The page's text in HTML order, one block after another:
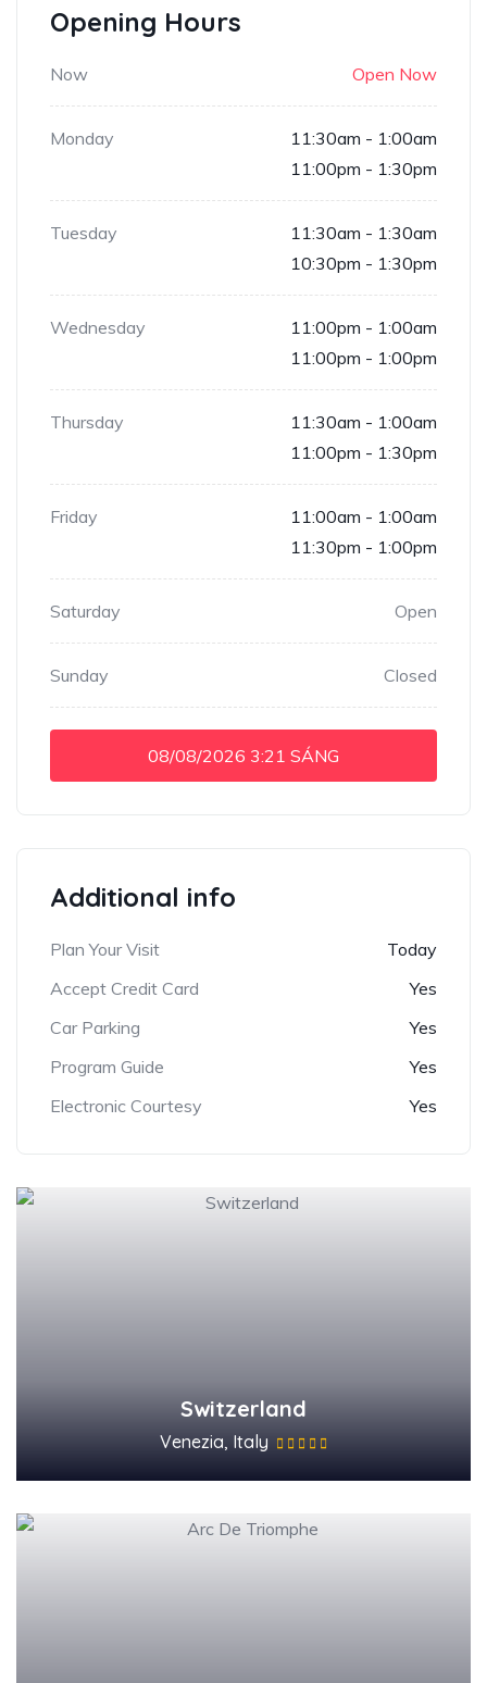
Opening Hours
Now Open Now
Monday
11:30am - 1:00am
11:00pm - 1:30pm
Tuesday
11:30am - 1:30am
10:30pm - 1:30pm
Wednesday
11:00pm - 1:00am
11:00pm - 1:00pm
Thursday
11:30am - 1:00am
11:00pm - 1:30pm
Friday
11:00am - 1:00am
11:30pm - 1:00pm
Saturday Open
Sunday Closed
08/08/2026 3:21 SÁNG
Additional info
Plan Your Visit
Today
Accept Credit Card
Yes
Car Parking
Yes
Program Guide
Yes
Electronic Courtesy
Yes
Switzerland
Venezia, Italy